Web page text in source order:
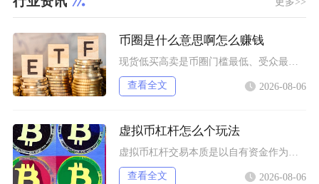
币圈是什么意思啊怎么赚钱
查看全文 2026-08-06
虚拟币杠杆怎么个玩法
查看全文 2026-08-06